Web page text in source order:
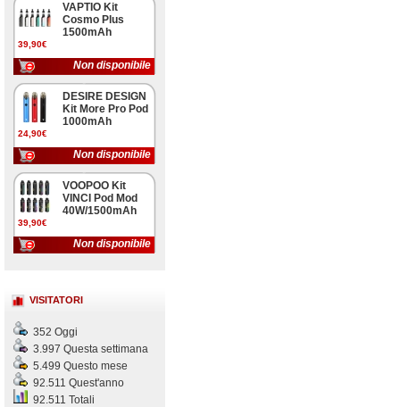
39,90€
VAPTIO Kit
Cosmo Plus
1500mAh
Non disponibile
24,90€
DESIRE DESIGN
Kit More Pro Pod
1000mAh
Non disponibile
39,90€
VOOPOO Kit
VINCI Pod Mod
40W/1500mAh
Non disponibile
VISITATORI
352 Oggi
3.997 Questa settimana
5.499 Questo mese
92.511 Quest'anno
92.511 Totali